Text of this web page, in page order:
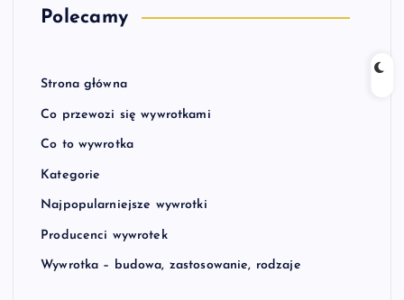
Polecamy
Strona główna
Co przewozi się wywrotkami
Co to wywrotka
Kategorie
Najpopularniejsze wywrotki
Producenci wywrotek
Wywrotka – budowa, zastosowanie, rodzaje